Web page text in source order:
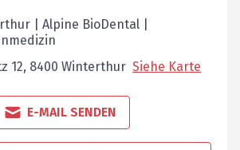
| Alpine BioDental |
12, 8400 Winterthur Siehe Karte
E-MAIL SENDEN